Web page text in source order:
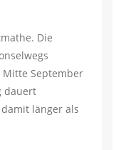
Die
Mitte September
dauert
länger als